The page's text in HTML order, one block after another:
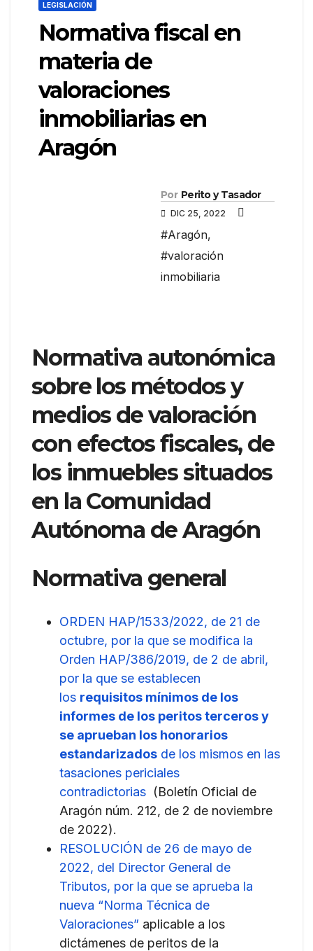
LEGISLACIÓN
Normativa fiscal en
materia de
valoraciones
inmobiliarias en
Aragón
Por Perito y Tasador
DIC 25, 2022
#Aragón,
#valoración
inmobiliaria
Normativa autonómica
sobre los métodos y
medios de valoración
con efectos fiscales, de
los inmuebles situados
en la Comunidad
Autónoma de Aragón
Normativa general
ORDEN HAP/1533/2022, de 21 de
octubre, por la que se modifica la
Orden HAP/386/2019, de 2 de abril,
por la que se establecen
los requisitos mínimos de los
informes de los peritos terceros y
se aprueban los honorarios
estandarizados de los mismos en las
tasaciones periciales
contradictorias (Boletín Oficial de
Aragón núm. 212, de 2 de noviembre
de 2022).
RESOLUCIÓN de 26 de mayo de
2022, del Director General de
Tributos, por la que se aprueba la
nueva “Norma Técnica de
Valoraciones” aplicable a los
dictámenes de peritos de la